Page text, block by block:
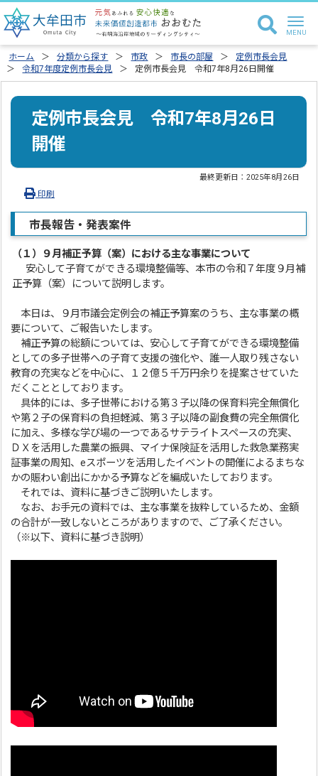
ホーム 分類から探す 市政 市長の部屋
定例市長会見
令和7年度定例市長会見
定例市長会見 令和7年8月26日開催
定例市長会見 令和7年8月26日
開催
最終更新日：2025年8月26日
印刷
市長報告・発表案件
（１）
９月補正予算（案）における主な事業について
安心して子育てができる環境整備等、本市の令和７年度９月補
正予算（案）について説明します。
本日は、９月市議会定例会の補正予算案のうち、主な事業の概
要について、ご報告いたします。
補正予算の総額については、安心して子育てができる環境整備
としての多子世帯への子育て支援の強化や、誰一人取り残さない
教育の充実などを中心に、１２億５千万円余りを提案させていた
だくこととしております。
具体的には、多子世帯における第３子以降の保育料完全無償化
や第２子の保育料の負担軽減、第３子以降の副食費の完全無償化
に加え、多様な学び場の一つであるサテライトスペースの充実、
ＤＸを活用した農業の振興、マイナ保険証を活用した救急業務実
証事業の周知、eスポーツを活用したイベントの開催によるまちな
かの賑わい創出にかかる予算などを編成いたしております。
それでは、資料に基づきご説明いたします。
なお、お手元の資料では、主な事業を抜粋しているため、金額
の合計が一致しないところがありますので、ご了承ください。
（※以下、資料に基づき説明）